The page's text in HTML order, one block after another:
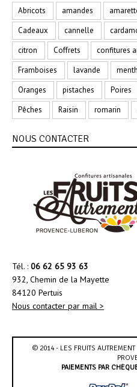
Abricots amandes
Cadeaux
cannelle
citron
Coffrets confitures
Framboises
lavande
Oranges
pistaches Poires
Pêches
Raisin romarin
NOUS CONTACTER
Tél. : 06 62 65 93 63
932, Chemin de la Mayette
84120 Pertuis
Nous contacter par mail >
© 2014 - LES FRUITS
PAIEMENTS PAR